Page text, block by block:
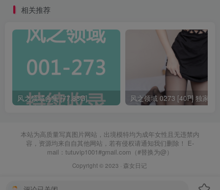
相关推荐
风之领域合集 [77.88G] 风之领域 0273 [40P] 独家
本站为高质量写真图片网站，出境模特均为成年女性且无违禁内
容，资源均来自自其他网站，若有侵权请通知我们删除！ E-
mail：tutuvip1001#gmail.com（#替换为@）
Copyright © 2023 · 森女日记